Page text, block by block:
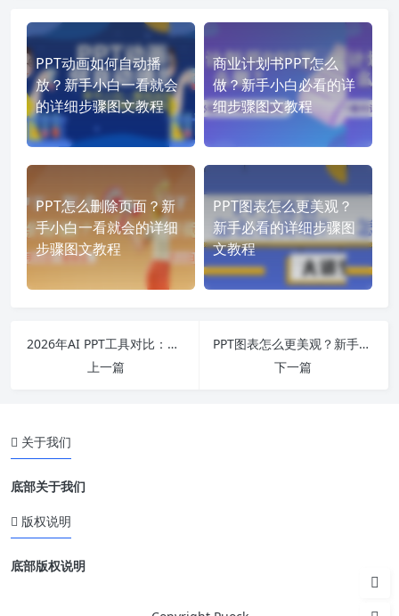
PPT动画如何自动播
放？新手小白一看就会
的详细步骤图文教程
商业计划书PPT怎么
做？新手小白必看的详
细步骤图文教程
PPT怎么删除页面？新
手小白一看就会的详细
步骤图文教程
PPT图表怎么更美观？
新手必看的详细步骤图
文教程
2026年AI PPT工具对比：保障内容逻辑的秘诀
上一篇
PPT图表怎么更美观？新手必看的详细步骤图文教程
下一篇
关于我们
底部关于我们
版权说明
底部版权说明